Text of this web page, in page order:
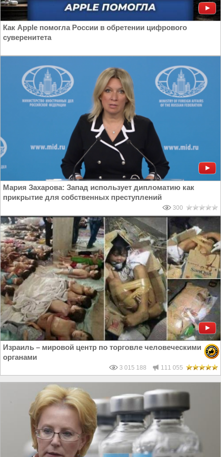
Как Apple помогла России в обретении цифрового
суверенитета
Мария Захарова: Запад использует дипломатию как
прикрытие для собственных преступлений
300
Израиль – мировой центр по торговле человеческими
органами
3 015 188 111 055